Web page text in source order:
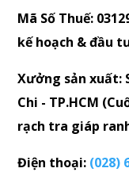
Mã Số Thuế:
kế hoạch & đầu
Xưởng sản xuất:
Chi - TP.HCM
rạch tra giáp
Điện thoại: (028)